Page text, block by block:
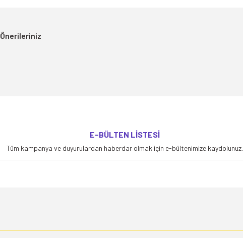
Önerileriniz
E-BÜLTEN LİSTESİ
Tüm kampanya ve duyurulardan haberdar olmak için e-bültenimize kaydolunuz.